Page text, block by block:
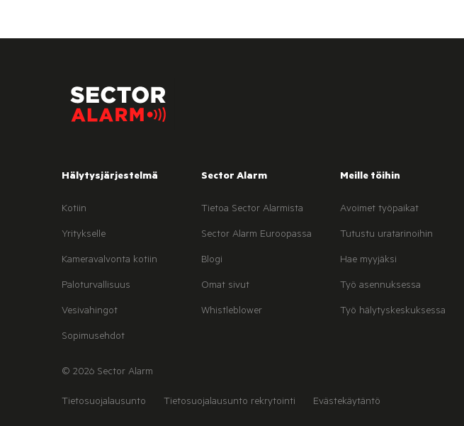
Hälytysjärjestelmä
Kotiin
Yritykselle
Kameravalvonta kotiin
Paloturvallisuus
Vesivahingot
Sopimusehdot
Sector Alarm
Tietoa Sector Alarmista
Sector Alarm Euroopassa
Blogi
Omat sivut
Whistleblower
Meille töihin
Avoimet työpaikat
Tutustu uratarinoihin
Hae myyjäksi
Työ asennuksessa
Työ hälytyskeskuksessa
© 2026 Sector Alarm
Tietosuojalausunto Tietosuojalausunto rekrytointi Evästekäytäntö